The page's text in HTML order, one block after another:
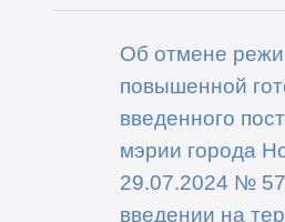
Об отмене
повышенной
введенного
мэрии города
29.07.2024 №
введении на